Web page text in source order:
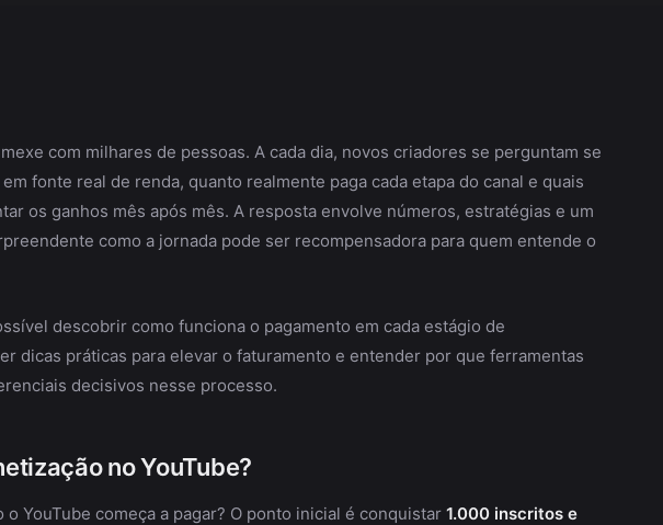
com milhares de pessoas. A cada dia, novos criadores se perguntam se
fonte real de renda, quanto realmente paga cada etapa do canal e quais
os ganhos mês após mês. A resposta envolve números, estratégias e um
como a jornada pode ser recompensadora para quem entende o
descobrir como funciona o pagamento em cada estágio de
dicas práticas para elevar o faturamento e entender por que ferramentas
decisivos nesse processo.
no YouTube?
YouTube começa a pagar? O ponto inicial é conquistar 1.000 inscritos e